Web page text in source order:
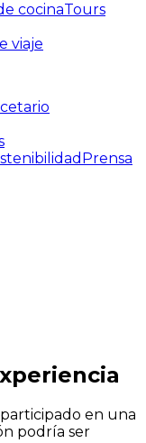
cocinaTours
viaje
Prensa
en una
podría ser